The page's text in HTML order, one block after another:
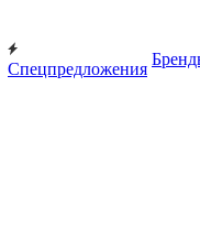
Спецпредложения